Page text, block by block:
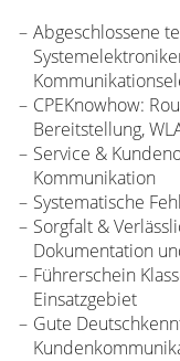
Abgeschlossene
CPE­Know­how:
Bereitstellung,
Service­ &
Kommunikation
Systematische
Sorgfalt &
Dokumentation
Führerschein
Einsatzgebiet
Gute